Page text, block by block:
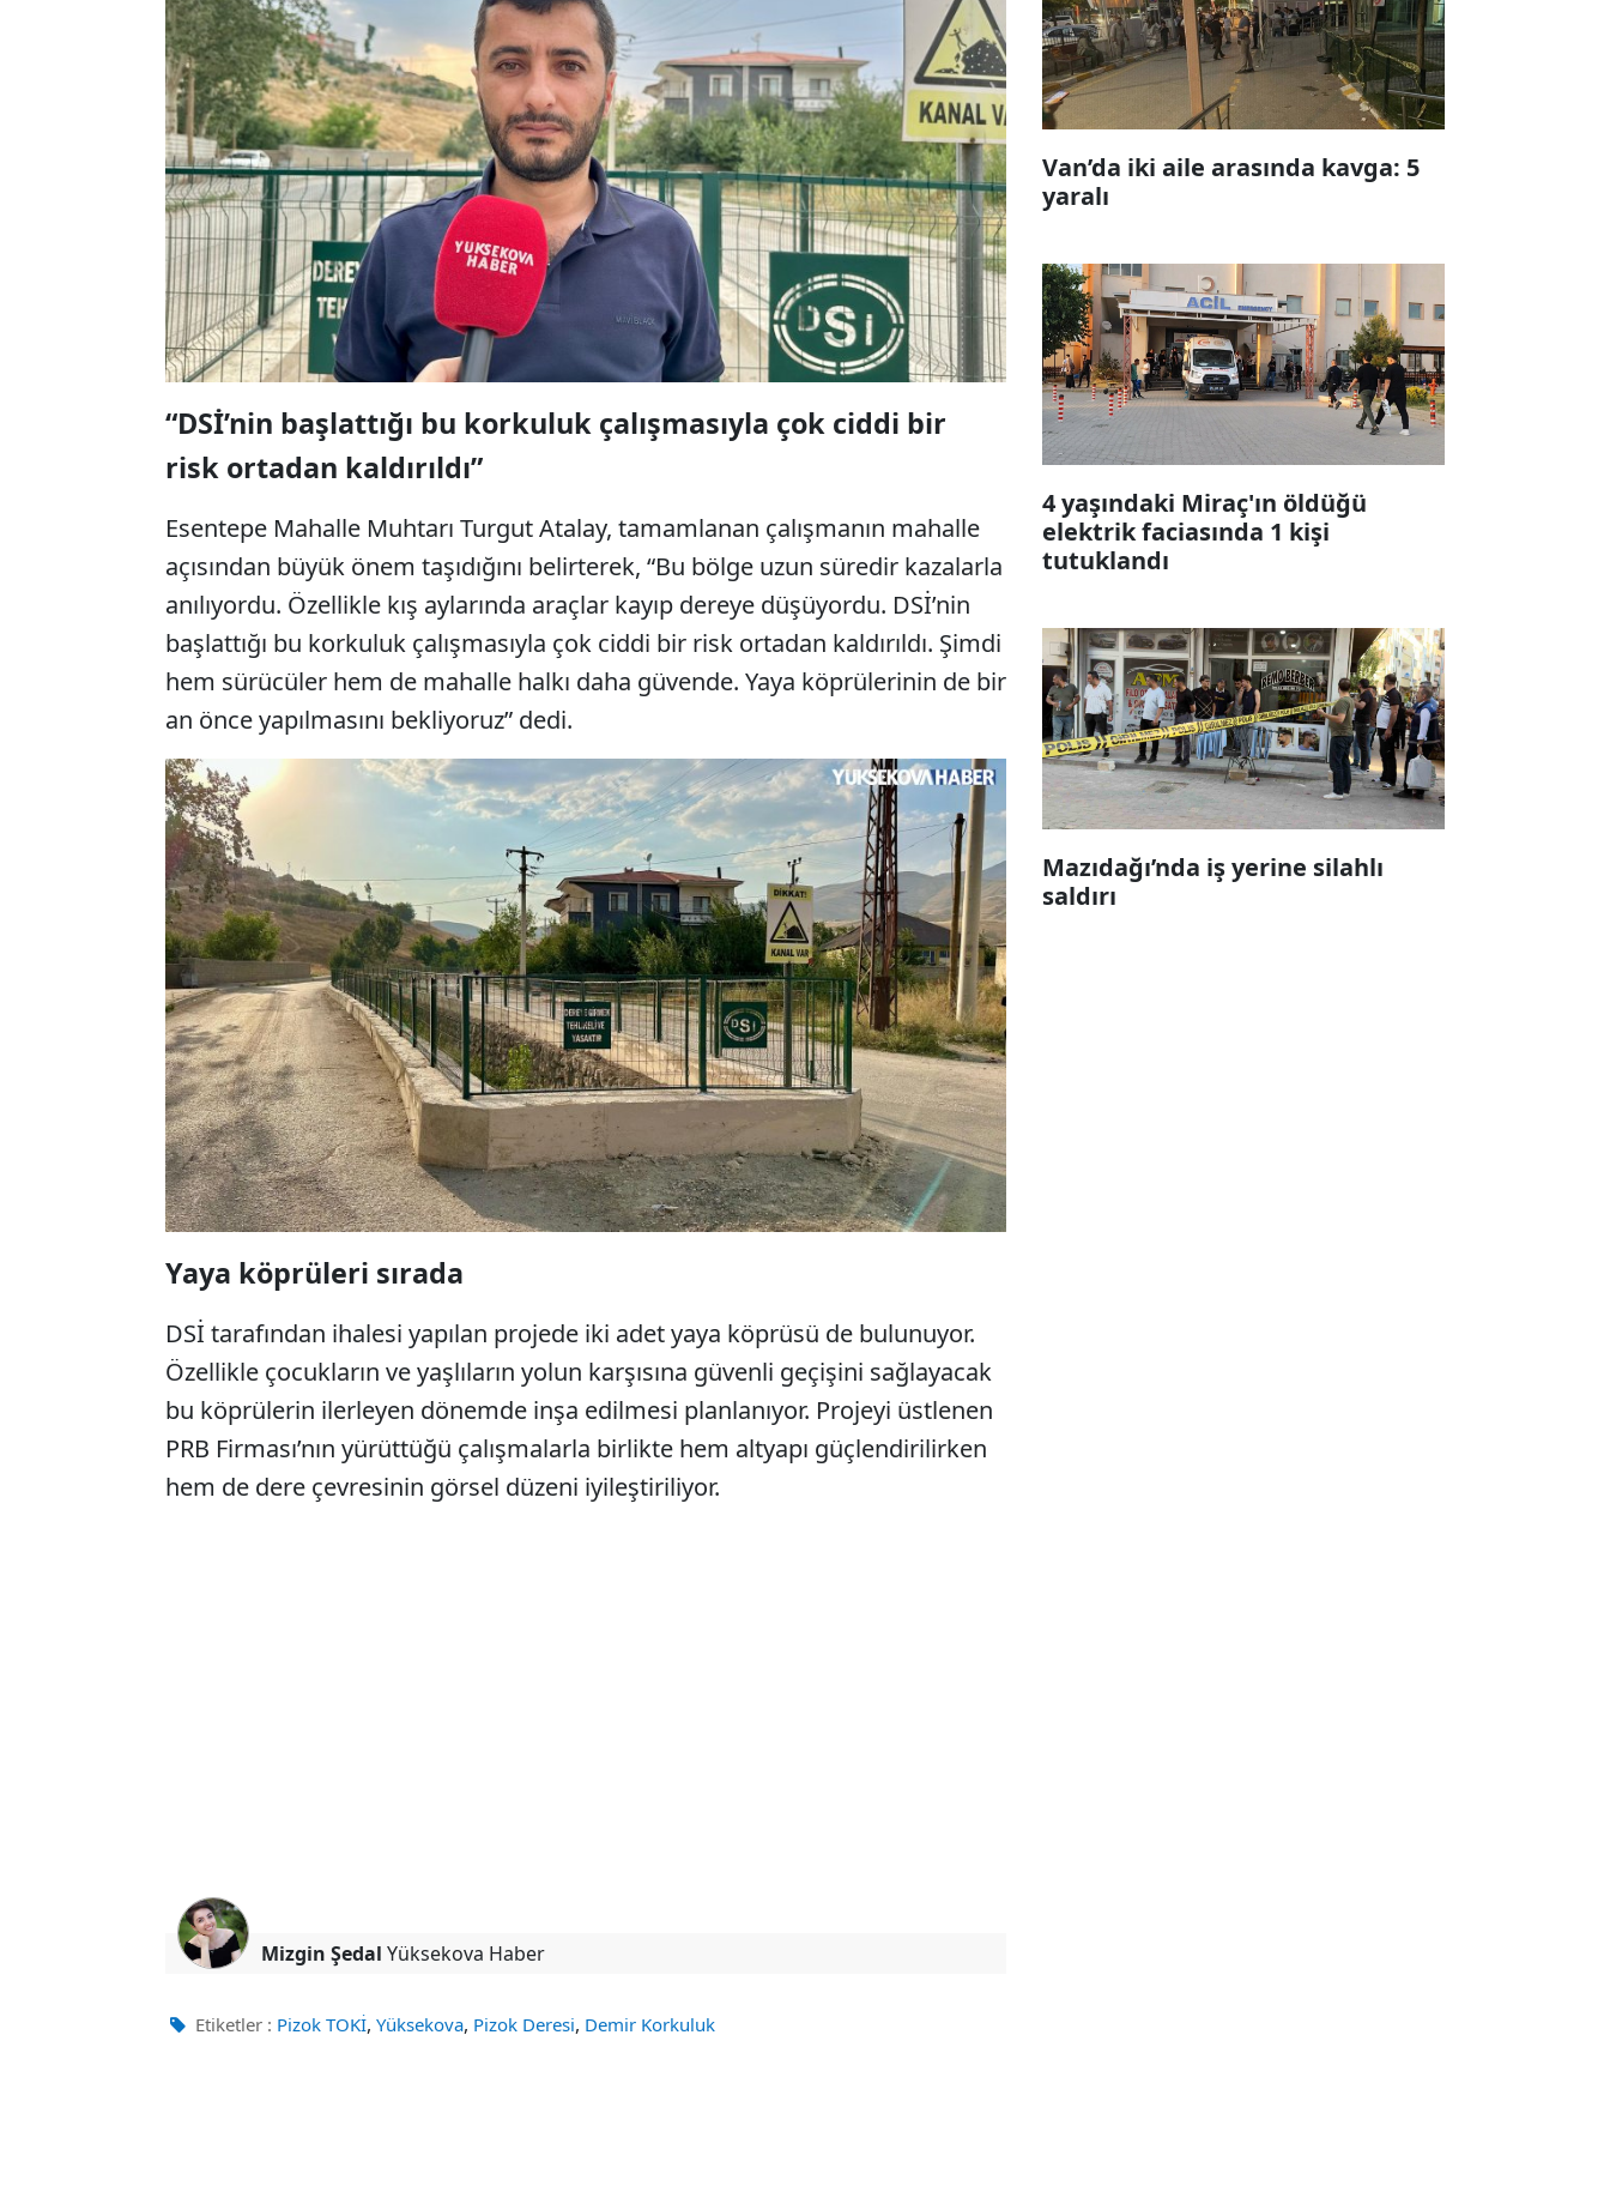
“DSİ’nin başlattığı bu korkuluk çalışmasıyla çok ciddi bir
risk ortadan kaldırıldı”
Esentepe Mahalle Muhtarı Turgut Atalay, tamamlanan çalışmanın mahalle
açısından büyük önem taşıdığını belirterek, “Bu bölge uzun süredir kazalarla
anılıyordu. Özellikle kış aylarında araçlar kayıp dereye düşüyordu. DSİ’nin
başlattığı bu korkuluk çalışmasıyla çok ciddi bir risk ortadan kaldırıldı. Şimdi
hem sürücüler hem de mahalle halkı daha güvende. Yaya köprülerinin de bir
an önce yapılmasını bekliyoruz” dedi.
Yaya köprüleri sırada
DSİ tarafından ihalesi yapılan projede iki adet yaya köprüsü de bulunuyor.
Özellikle çocukların ve yaşlıların yolun karşısına güvenli geçişini sağlayacak
bu köprülerin ilerleyen dönemde inşa edilmesi planlanıyor. Projeyi üstlenen
PRB Firması’nın yürüttüğü çalışmalarla birlikte hem altyapı güçlendirilirken
hem de dere çevresinin görsel düzeni iyileştiriliyor.
Mizgin Şedal Yüksekova Haber
Etiketler : Pizok TOKİ, Yüksekova, Pizok Deresi, Demir Korkuluk
Van’da iki aile arasında kavga: 5
yaralı
4 yaşındaki Miraç'ın öldüğü
elektrik faciasında 1 kişi
tutuklandı
Mazıdağı’nda iş yerine silahlı
saldırı